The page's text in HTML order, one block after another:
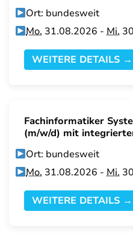
Ort: bundesweit
Mo. 31.08.2026 -Mi.
WEITERE DETAILS →
Fachinformatiker
(m/w/d) mit
Ort: bundesweit
Mo. 31.08.2026 -Mi.
WEITERE DETAILS →